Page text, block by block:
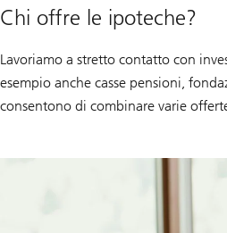
Chi offre le ipoteche?
Lavoriamo a stretto contatto con
esempio anche casse pensioni,
consentono di combinare varie